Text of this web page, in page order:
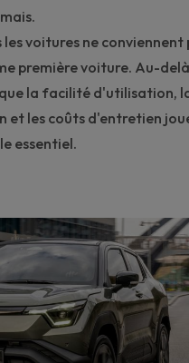
voitures ne conviennent
première voiture. Au-
la facilité d'utilisation,
et les coûts d'entretien
essentiel.